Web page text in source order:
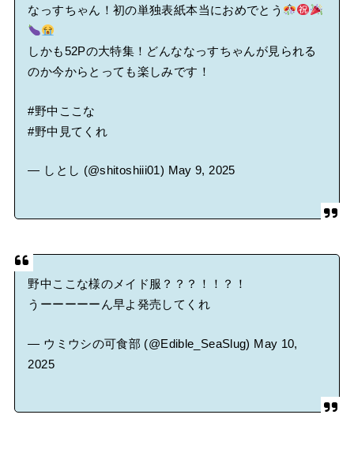
なっすちゃん！初の単独表紙本当におめでとう
しかも52Pの大特集！どんななっすちゃんが見られる
のか今からとっても楽しみです！
#野中ここな
#野中見てくれ
— しとし (@shitoshiii01) May 9, 2025
野中ここな様のメイド服？？？！！？！
うーーーーーん早よ発売してくれ
— ウミウシの可食部 (@Edible_SeaSlug) May 10,
2025